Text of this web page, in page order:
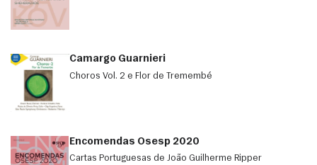
Camargo Guarnieri
Choros Vol. 2 e Flor de Tremembé
Encomendas Osesp 2020
Cartas Portuguesas de João Guilherme Ripper